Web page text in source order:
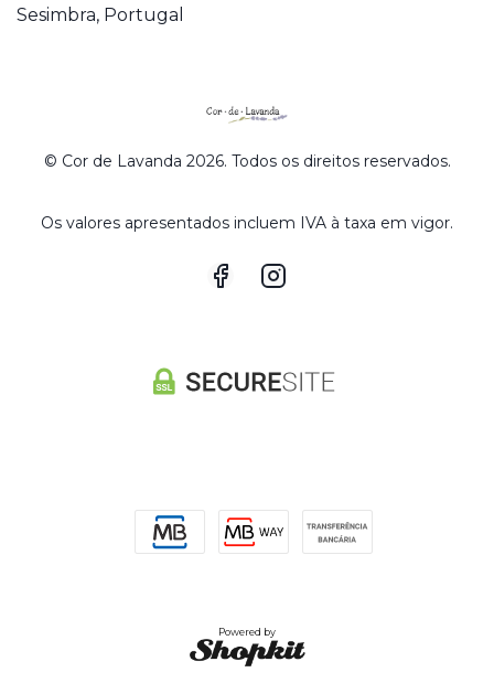
© Cor de Lavanda 2026. Todos os direitos reservados.
Os valores apresentados incluem IVA à taxa em vigor.
Sesimbra, Portugal
Powered by